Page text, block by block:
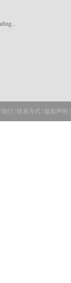
们 联系方式 版权声明